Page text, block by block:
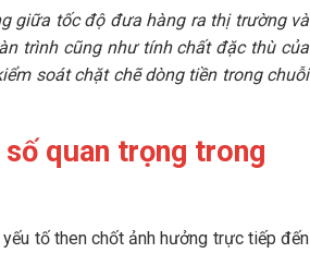
giữa tốc độ đưa hàng ra thị trường và
trình cũng như tính chất đặc thù của
soát chặt chẽ dòng tiền trong chuỗi
quan trọng trong
yếu tố then chốt ảnh hưởng trực tiếp đến